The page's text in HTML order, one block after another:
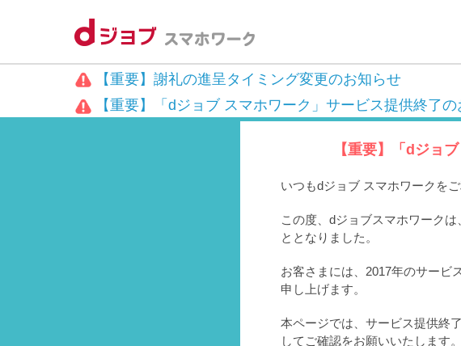
【重要】謝礼の進呈タイミング変更のお知らせ
【重要】「dジョブ スマホワーク」サービス提供終了
【重要】「dジョ
いつもdジョブ スマホワークを
この度、dジョブスマホワーク
ととなりました。
お客さまには、2017年のサービ
申し上げます。
本ページでは、サービス提供終
してご確認をお願いいたします。